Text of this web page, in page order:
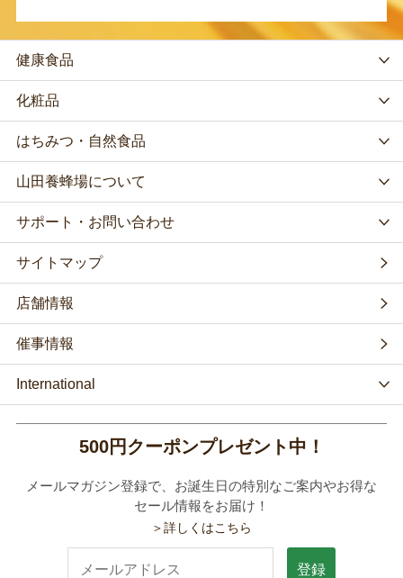
健康食品
化粧品
はちみつ・自然食品
山田養蜂場について
サポート・お問い合わせ
サイトマップ
店舗情報
催事情報
International
500円クーポンプレゼント中！
メールマガジン登録で、お誕生日の特別なご案内やお得な
セール情報をお届け！
＞詳しくはこちら
登録